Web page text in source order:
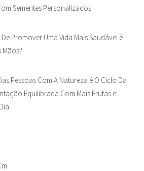
Sementes Personalizados
Promover Uma Vida Mais Saudável é
Mãos?
Pessoas Com A Natureza é O Ciclo Da
Equilibrada Com Mais Frutas e